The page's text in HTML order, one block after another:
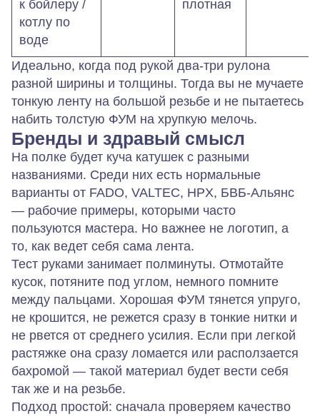
к бойлеру /
котлу по
воде
плотная
Идеально, когда под рукой два-три рулона
разной ширины и толщины. Тогда вы не мучаете
тонкую ленту на большой резьбе и не пытаетесь
набить толстую ФУМ на хрупкую мелочь.
Бренды и здравый смысл
На полке будет куча катушек с разными
названиями. Среди них есть нормальные
варианты от FADO, VALTEC, HPX, БВБ-Альянс
— рабочие примеры, которыми часто
пользуются мастера. Но важнее не логотип, а
то, как ведет себя сама лента.
Тест руками занимает полминуты. Отмотайте
кусок, потяните под углом, немного помните
между пальцами. Хорошая ФУМ тянется упруго,
не крошится, не режется сразу в тонкие нитки и
не рвется от среднего усилия. Если при легкой
растяжке она сразу ломается или расползается
бахромой — такой материал будет вести себя
так же и на резьбе.
Подход простой: сначала проверяем качество